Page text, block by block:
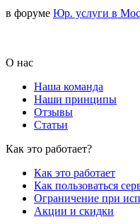
в форуме Юр. услуги в
О нас
Наша команда
Наши принципы
Отзывы
Статьи
Как это работает?
Как это работает
Как пользоваться
Ограничение при
Акции и скидки